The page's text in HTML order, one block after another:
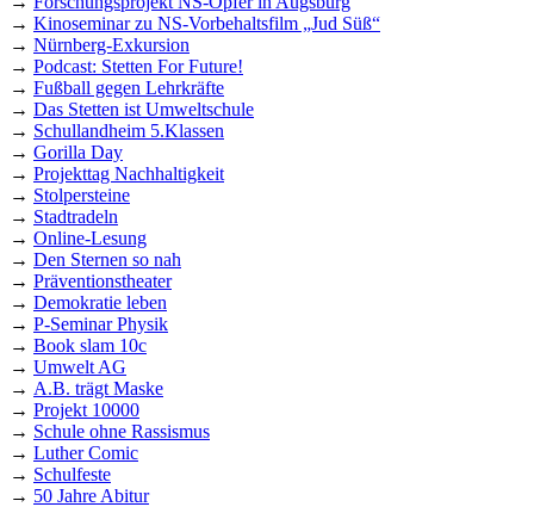
→ Kinoseminar zu NS-Vorbehaltsfilm „Jud Süß“
→ Nürnberg-Exkursion
→ Podcast: Stetten For Future!
→ Fußball gegen Lehrkräfte
→ Das Stetten ist Umweltschule
→ Schullandheim 5.Klassen
→ Gorilla Day
→ Projekttag Nachhaltigkeit
→ Stolpersteine
→ Stadtradeln
→ Online-Lesung
→ Den Sternen so nah
→ Präventionstheater
→ Demokratie leben
→ P-Seminar Physik
→ Book slam 10c
→ Umwelt AG
→ A.B. trägt Maske
→ Projekt 10000
→ Schule ohne Rassismus
→ Luther Comic
→ Schulfeste
→ 50 Jahre Abitur